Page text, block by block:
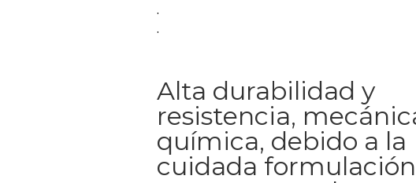
.
.
Alta durabilidad y
resistencia,
química, debido a la
cuidada